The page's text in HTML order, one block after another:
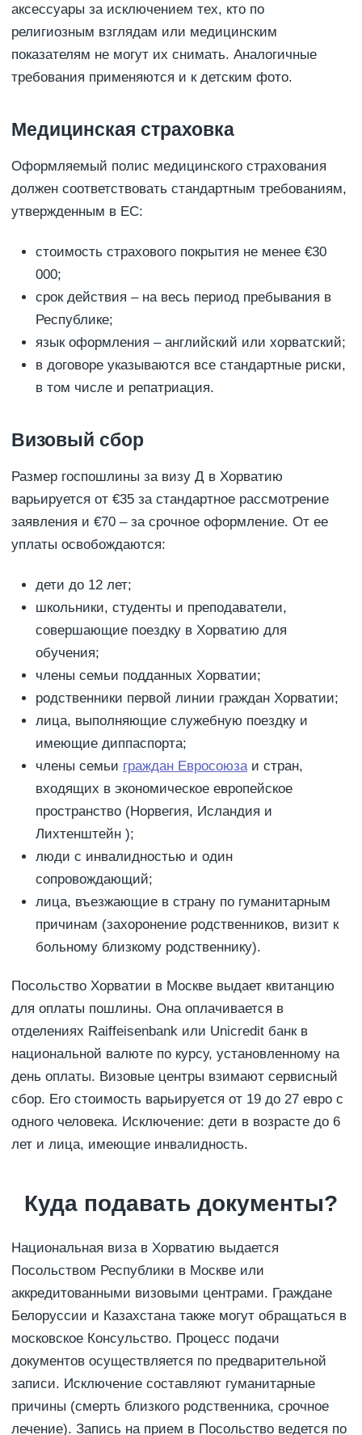
аксессуары за исключением тех, кто по
религиозным взглядам или медицинским
показателям не могут их снимать. Аналогичные
требования применяются и к детским фото.
Медицинская страховка
Оформляемый полис медицинского страхования
должен соответствовать стандартным требованиям,
утвержденным в ЕС:
стоимость страхового покрытия не менее €30
000;
срок действия – на весь период пребывания в
Республике;
язык оформления – английский или хорватский;
в договоре указываются все стандартные риски,
в том числе и репатриация.
Визовый сбор
Размер госпошлины за визу Д в Хорватию
варьируется от €35 за стандартное рассмотрение
заявления и €70 – за срочное оформление. От ее
уплаты освобождаются:
дети до 12 лет;
школьники, студенты и преподаватели,
совершающие поездку в Хорватию для
обучения;
члены семьи подданных Хорватии;
родственники первой линии граждан Хорватии;
лица, выполняющие служебную поездку и
имеющие диппаспорта;
члены семьи граждан Евросоюза и стран,
входящих в экономическое европейское
пространство (Норвегия, Исландия и
Лихтенштейн );
люди с инвалидностью и один
сопровождающий;
лица, въезжающие в страну по гуманитарным
причинам (захоронение родственников, визит к
больному близкому родственнику).
Посольство Хорватии в Москве выдает квитанцию
для оплаты пошлины. Она оплачивается в
отделениях Raiffeisenbank или Unicredit банк в
национальной валюте по курсу, установленному на
день оплаты. Визовые центры взимают сервисный
сбор. Его стоимость варьируется от 19 до 27 евро с
одного человека. Исключение: дети в возрасте до 6
лет и лица, имеющие инвалидность.
Куда подавать документы?
Национальная виза в Хорватию выдается
Посольством Республики в Москве или
аккредитованными визовыми центрами. Граждане
Белоруссии и Казахстана также могут обращаться в
московское Консульство. Процесс подачи
документов осуществляется по предварительной
записи. Исключение составляют гуманитарные
причины (смерть близкого родственника, срочное
лечение). Запись на прием в Посольство ведется по